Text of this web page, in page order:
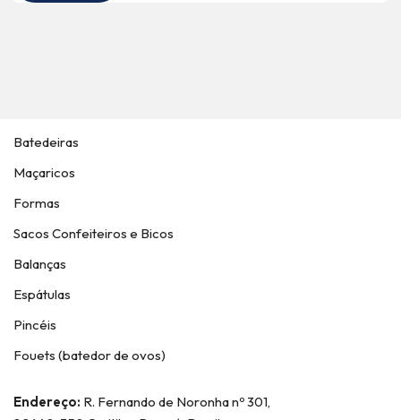
Batedeiras
Maçaricos
Formas
Sacos Confeiteiros e Bicos
Balanças
Espátulas
Pincéis
Fouets (batedor de ovos)
Endereço: R. Fernando de Noronha nº 301,